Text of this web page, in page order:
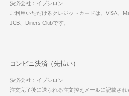
決済会社：イプシロン
ご利用いただけるクレジットカードは、VISA、
JCB、Diners Clubです。
コンビニ決済（先払い）
決済会社：イプシロン
注文完了後に送られる注文控えメールに記載さ